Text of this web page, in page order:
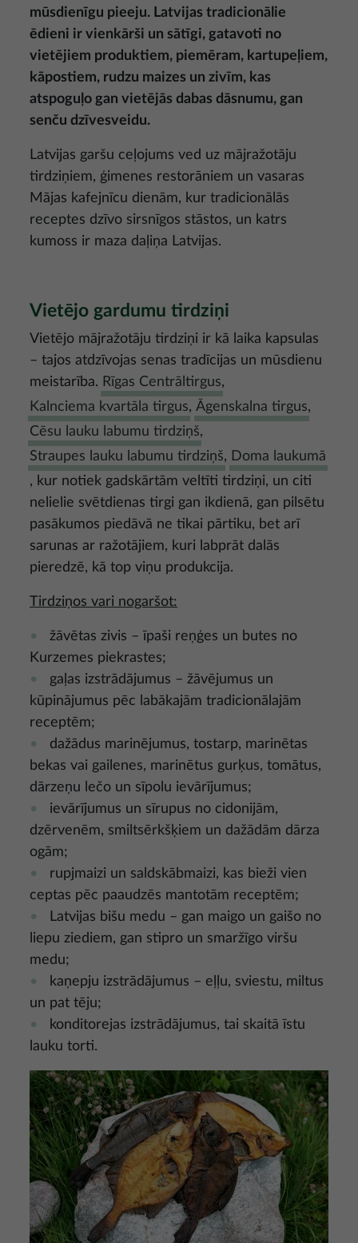
mūsdienīgu pieeju. Latvijas tradicionālie
ēdieni ir vienkārši un sātīgi, gatavoti no
vietējiem produktiem, piemēram, kartupeļiem,
kāpostiem, rudzu maizes un zivīm, kas
atspoguļo gan vietējās dabas dāsnumu, gan
senču dzīvesveidu.
Latvijas garšu ceļojums ved uz mājražotāju
tirdziņiem, ģimenes restorāniem un vasaras
Mājas kafejnīcu dienām, kur tradicionālās
receptes dzīvo sirsnīgos stāstos, un katrs
kumoss ir maza daļiņa Latvijas.
Vietējo gardumu tirdziņi
Vietējo mājražotāju tirdziņi ir kā laika kapsulas
– tajos atdzīvojas senas tradīcijas un mūsdienu
meistarība. Rīgas Centrāltirgus,
Kalnciema kvartāla tirgus, Āgenskalna tirgus,
Cēsu lauku labumu tirdziņš,
Straupes lauku labumu tirdziņš, Doma laukumā
, kur notiek gadskārtām veltīti tirdziņi, un citi
nelielie svētdienas tirgi gan ikdienā, gan pilsētu
pasākumos piedāvā ne tikai pārtiku, bet arī
sarunas ar ražotājiem, kuri labprāt dalās
pieredzē, kā top viņu produkcija.
Tirdziņos vari nogaršot:
žāvētas zivis – īpaši reņģes un butes no
Kurzemes piekrastes;
gaļas izstrādājumus – žāvējumus un
kūpinājumus pēc labākajām tradicionālajām
receptēm;
dažādus marinējumus, tostarp, marinētas
bekas vai gailenes, marinētus gurķus, tomātus,
dārzeņu lečo un sīpolu ievārījumus;
ievārījumus un sīrupus no cidonijām,
dzērvenēm, smiltsērkšķiem un dažādām dārza
ogām;
rupjmaizi un saldskābmaizi, kas bieži vien
ceptas pēc paaudzēs mantotām receptēm;
Latvijas bišu medu – gan maigo un gaišo no
liepu ziediem, gan stipro un smaržīgo viršu
medu;
kaņepju izstrādājumus – eļļu, sviestu, miltus
un pat tēju;
konditorejas izstrādājumus, tai skaitā īstu
lauku torti.
Attēls